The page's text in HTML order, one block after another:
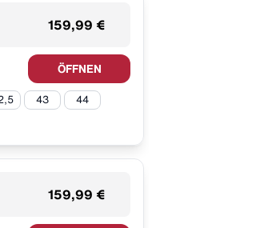
159,99 €
ÖFFNEN
43 44
159,99 €